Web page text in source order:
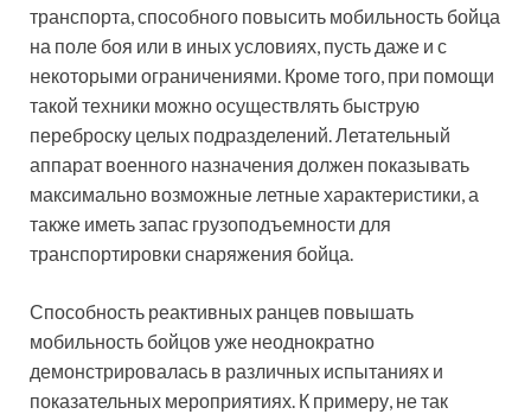
транспорта, способного повысить мобильность бойца
на поле боя или в иных условиях, пусть даже и с
некоторыми ограничениями. Кроме того, при помощи
такой техники можно осуществлять быструю
переброску целых подразделений. Летательный
аппарат военного назначения должен показывать
максимально возможные летные характеристики, а
также иметь запас грузоподъемности для
транспортировки снаряжения бойца.
Способность реактивных ранцев повышать
мобильность бойцов уже неоднократно
демонстрировалась в различных испытаниях и
показательных мероприятиях. К примеру, не так